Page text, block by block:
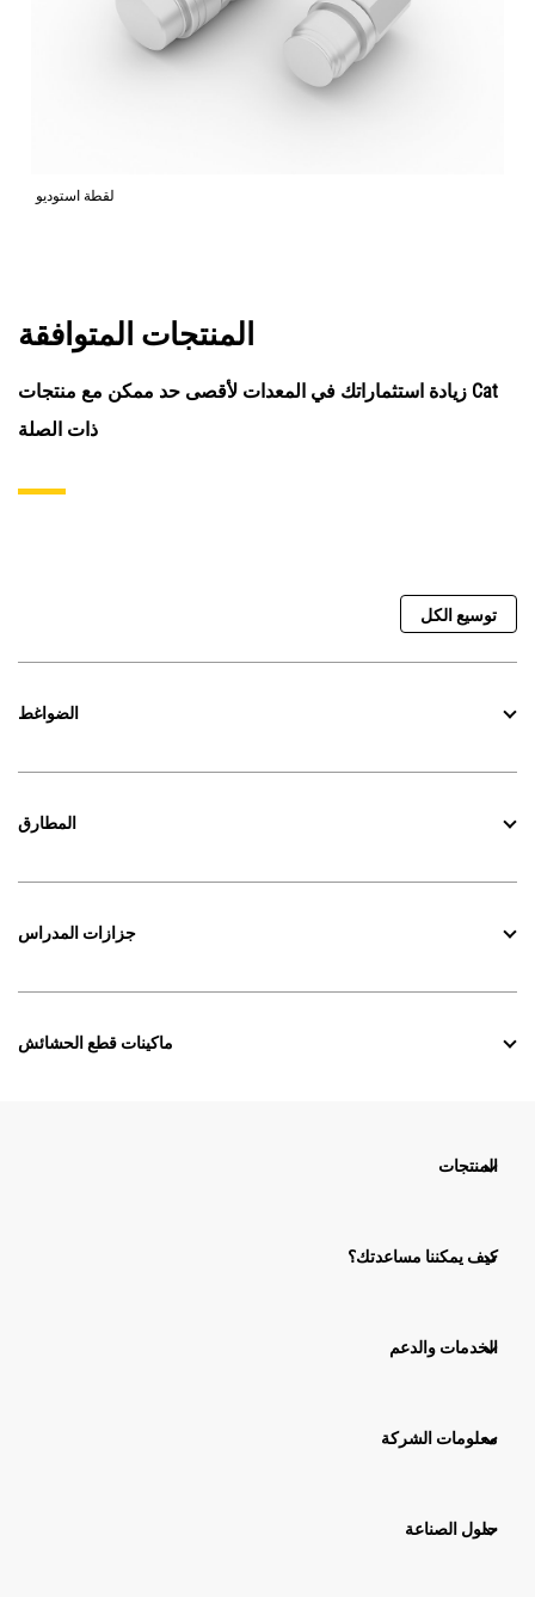
لقطة استوديو
المنتجات المتوافقة
زيادة استثماراتك في المعدات لأقصى حد ممكن مع منتجات Cat
ذات الصلة
توسيع الكل
الضواغط
المطارق
جزازات المدراس
ماكينات قطع الحشائش
المنتجات
كيف يمكننا مساعدتك؟
الخدمات والدعم
معلومات الشركة
حلول الصناعة